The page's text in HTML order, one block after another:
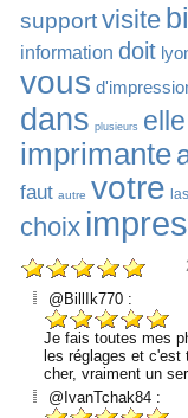
support visite
information doit
vous
dans plusieurs elle
imprimante
faut autre votre
choix
@BillIk770 :
Je fais toutes mes
les réglages et
cher, vraiment un
@IvanTchak84 :